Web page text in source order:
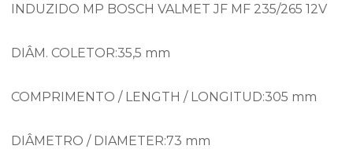
INDUZIDO MP BOSCH VALMET JF MF 235/265 12V
DIÂM. COLETOR:35,5 mm
COMPRIMENTO / LENGTH / LONGITUD:305 mm
DIÂMETRO / DIAMETER:73 mm